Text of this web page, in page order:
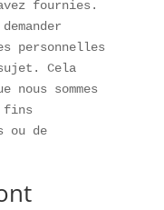
fournies.
personnelles
Cela
sommes
fins
ou de